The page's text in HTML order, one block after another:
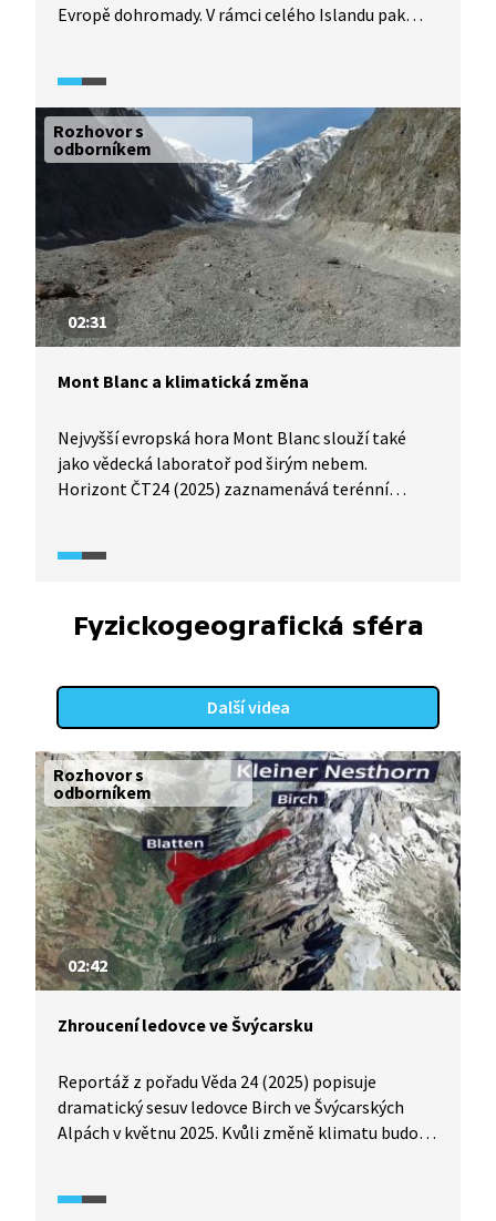
Evropě dohromady. V rámci celého Islandu pak
neuvěřitelným tempem a podle současných
prognóz by mohly z ostrova zmizet okolo roku
2200 úplně.
Rozhovor s
odborníkem
02:31
Mont Blanc a klimatická změna
Nejvyšší evropská hora Mont Blanc slouží také
jako vědecká laboratoř pod širým nebem.
Horizont ČT24 (2025) zaznamenává terénní
na jeden z největších italských ledovců. A nemají
Fyzickogeografická sféra
Další videa
Rozhovor s
odborníkem
02:42
Zhroucení ledovce ve Švýcarsku
Reportáž z pořadu Věda 24 (2025) popisuje
dramatický sesuv ledovce Birch ve Švýcarských
Alpách v květnu 2025. Kvůli změně klimatu budou
s kolapsem ledovce v Peru v roce 1970, kterou